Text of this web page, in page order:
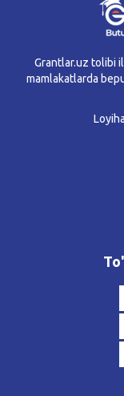
Grantlar.uz tolibi
mamlakatlarda